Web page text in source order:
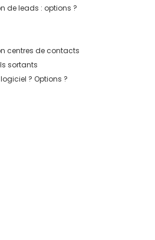
de leads : options ?
centres de contacts
sortants
? Options ?